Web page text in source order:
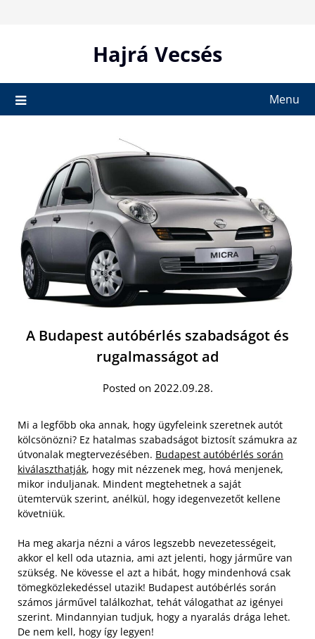
Hajrá Vecsés
Menu
A Budapest autóbérlés szabadságot és
rugalmasságot ad
Posted on 2022.09.28.
Mi a legfőbb oka annak, hogy ügyfeleink szeretnek autót
kölcsönözni? Ez hatalmas szabadságot biztosít számukra az
útvonalak megtervezésében. Budapest autóbérlés során
kiválaszthatják, hogy mit nézzenek meg, hová menjenek,
mikor induljanak. Mindent megtehetnek a saját
ütemtervük szerint, anélkül, hogy idegenvezetőt kellene
követniük.
Ha meg akarja nézni a város legszebb nevezetességeit,
akkor el kell oda utaznia, ami azt jelenti, hogy járműre van
szükség. Ne kövesse el azt a hibát, hogy mindenhová csak
tömegközlekedéssel utazik! Budapest autóbérlés során
számos járművel találkozhat, tehát válogathat az igényei
szerint. Mindannyian tudjuk, hogy a nyaralás drága lehet.
De nem kell, hogy így legyen!